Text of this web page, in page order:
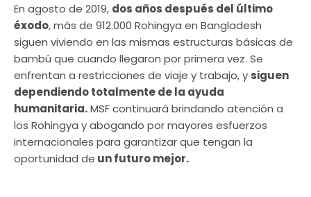
En agosto de 2019, dos años después del último
éxodo, más de 912.000 Rohingya en Bangladesh
siguen viviendo en las mismas estructuras básicas de
bambú que cuando llegaron por primera vez. Se
enfrentan a restricciones de viaje y trabajo, y siguen
dependiendo totalmente de la ayuda
humanitaria.MSF continuará brindando atención a
los Rohingya y abogando por mayores esfuerzos
internacionales para garantizar que tengan la
oportunidad de un futuro mejor.